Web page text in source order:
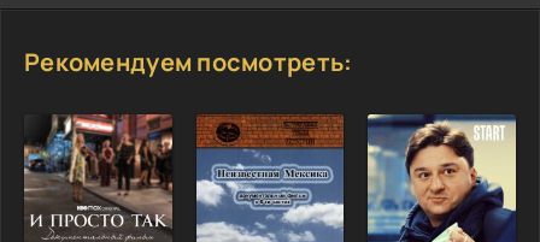
Рекомендуем посмотреть: